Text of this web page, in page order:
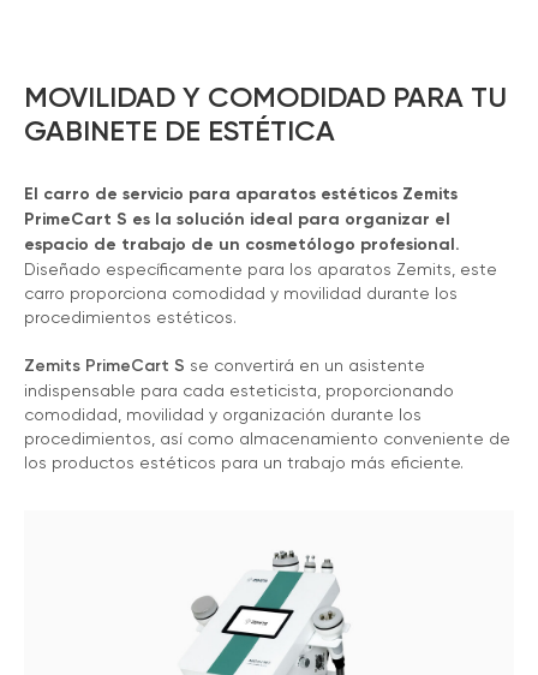
MOVILIDAD Y COMODIDAD PARA TU
GABINETE DE ESTÉTICA
El carro de servicio para aparatos estéticos Zemits
PrimeCart S es la solución ideal para organizar el
espacio de trabajo de un cosmetólogo profesional.
Diseñado específicamente para los aparatos Zemits, este
carro proporciona comodidad y movilidad durante los
procedimientos estéticos.
Zemits PrimeCart S se convertirá en un asistente
indispensable para cada esteticista, proporcionando
comodidad, movilidad y organización durante los
procedimientos, así como almacenamiento conveniente de
los productos estéticos para un trabajo más eficiente.